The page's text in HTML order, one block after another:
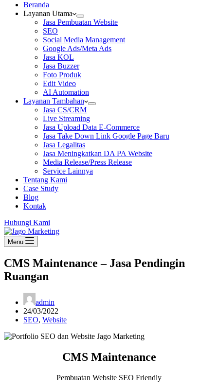
Beranda
Layanan Utama
Jasa Pembuatan Website
SEO
Social Media Management
Google Ads/Meta Ads
Jasa KOL
Jasa Buzzer
Foto Produk
Edit Video
AI Automation
Layanan Tambahan
Jasa CS/CRM
Live Streaming
Jasa Upload Data E-Commerce
Jasa Take Down Link Google Page Baru
Jasa Legalitas
Jasa Meningkatkan DA PA Website
Media Release/Press Release
Service Lainnya
Tentang Kami
Case Study
Blog
Kontak
Hubungi Kami
Menu
CMS Maintenance – Jasa Pendingin
Ruangan
admin
24/03/2022
SEO, Website
CMS Maintenance
Pembuatan Website SEO Friendly